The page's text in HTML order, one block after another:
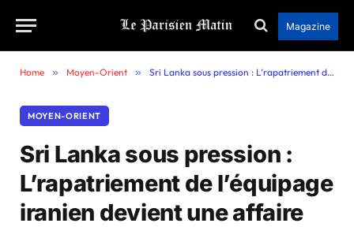
Magazine
Home » Moyen-Orient » Sri Lanka sous pression : L’rapatriement de l’équipage iranien devient une affaire d’État Colombo 2026
MOYEN-ORIENT
Sri Lanka sous pression :
L’rapatriement de l’équipage
iranien devient une affaire